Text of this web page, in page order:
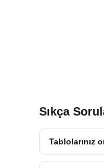
Sıkça
Tablolarınız